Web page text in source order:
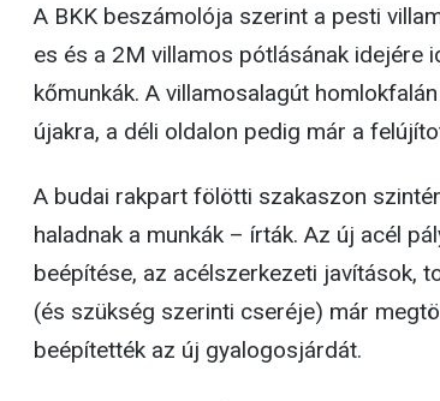
A BKK beszámolója szerint a pesti
es és a 2M villamos pótlásának idejére
kőmunkák. A villamosalagút
újakra, a déli oldalon pedig már a
A budai rakpart fölötti szakaszon
haladnak a munkák – írták. Az új acél
beépítése, az acélszerkezeti javítások,
(és szükség szerinti cseréje) már
beépítették az új gyalogosjárdát.